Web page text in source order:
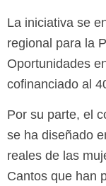
La iniciativa se
regional para la
Oportunidades
cofinanciado al
Por su parte, el
se ha diseñado
reales de las
Cantos que han